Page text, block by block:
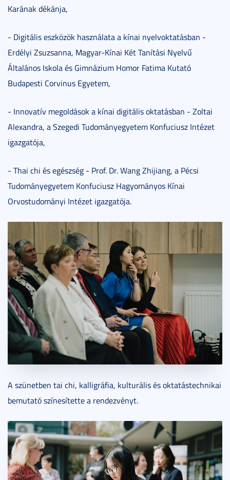
Karának dékánja,
- Digitális eszközök használata a kínai nyelvoktatásban -
Erdélyi Zsuzsanna, Magyar-Kínai Két Tanítási Nyelvű
Általános Iskola és Gimnázium Homor Fatima Kutató
Budapesti Corvinus Egyetem,
- Innovatív megoldások a kínai digitális oktatásban - Zoltai
Alexandra, a Szegedi Tudományegyetem Konfuciusz Intézet
igazgatója,
- Thai chi és egészség - Prof. Dr. Wang Zhijiang, a Pécsi
Tudományegyetem Konfuciusz Hagyományos Kínai
Orvostudományi Intézet igazgatója.
A szünetben tai chi, kalligráfia, kulturális és oktatástechnikai
bemutató színesítette a rendezvényt.